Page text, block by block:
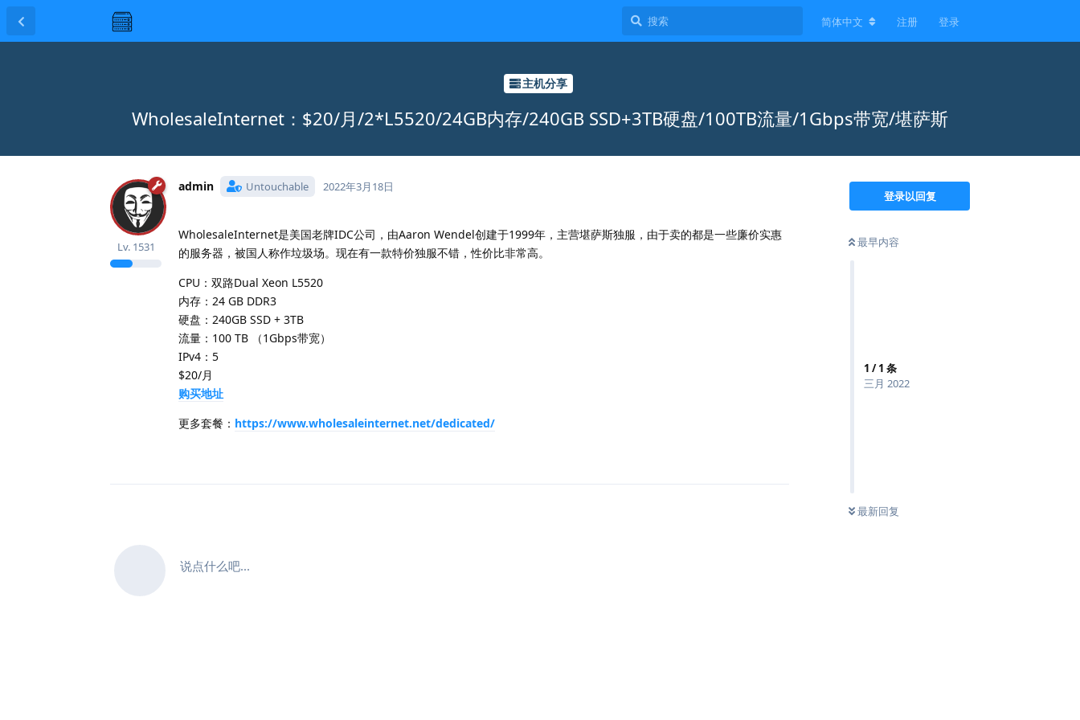
简体中文 注册 登录
主机分享
WholesaleInternet：$20/月/2*L5520/24GB内存/240GB SSD+3TB硬盘/100TB流量/1Gbps带宽/堪萨斯
登录以回复
最早内容
1 /1 条
三月 2022
最新回复
admin Untouchable
Lv. 1531
2022年3月18日
WholesaleInternet是美国老牌IDC公司，由Aaron Wendel创建于1999年，主营堪萨斯独服，由于卖的都是一些廉价实惠
的服务器，被国人称作垃圾场。现在有一款特价独服不错，性价比非常高。
CPU：双路Dual Xeon L5520
内存：24 GB DDR3
硬盘：240GB SSD + 3TB
流量：100 TB （1Gbps带宽）
IPv4：5
$20/月
购买地址
更多套餐： https://www.wholesaleinternet.net/dedicated/
说点什么吧...